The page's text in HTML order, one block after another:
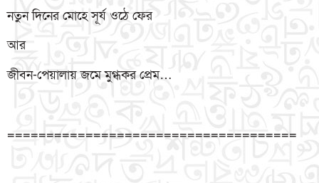
নতুন দিনের মোহে সূর্য ওঠে ফের
আর
জীবন-পেয়ালায় জমে মুগ্ধকর প্রেম…
=====================================